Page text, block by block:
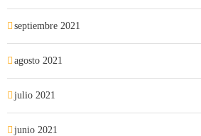
septiembre 2021
agosto 2021
julio 2021
junio 2021